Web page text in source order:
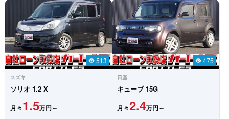
visibility 513
スズキ
ソリオ 1.2 X
月々1.5万円～
visibility 475
日産
キューブ15G
月々2.4万円～